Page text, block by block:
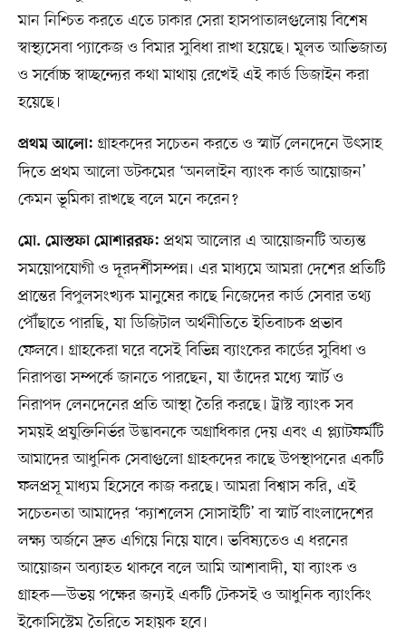
মান নিশ্চিত করতে এতে ঢাকার সেরা হাসপাতালগুলোয় বিশেষ
স্বাস্থ্যসেবা প্যাকেজ ও বিমার সুবিধা রাখা হয়েছে। মূলত আভিজাত্য
ও সর্বোচ্চ স্বাচ্ছন্দ্যের কথা মাথায় রেখেই এই কার্ড ডিজাইন করা
হয়েছে।
প্রথম আলো: গ্রাহকদের সচেতন করতে ও স্মার্ট লেনদেনে উৎসাহ
দিতে প্রথম আলো ডটকমের ‘অনলাইন ব্যাংক কার্ড আয়োজন’
কেমন ভূমিকা রাখছে বলে মনে করেন?
মো. মোস্তফা মোশাররফ: প্রথম আলোর এ আয়োজনটি অত্যন্ত
সময়োপযোগী ও দূরদর্শীসম্পন্ন। এর মাধ্যমে আমরা দেশের প্রতিটি
প্রান্তের বিপুলসংখ্যক মানুষের কাছে নিজেদের কার্ড সেবার তথ্য
পৌঁছাতে পারছি, যা ডিজিটাল অর্থনীতিতে ইতিবাচক প্রভাব
ফেলবে। গ্রাহকেরা ঘরে বসেই বিভিন্ন ব্যাংকের কার্ডের সুবিধা ও
নিরাপত্তা সম্পর্কে জানতে পারছেন, যা তাঁদের মধ্যে স্মার্ট ও
নিরাপদ লেনদেনের প্রতি আস্থা তৈরি করছে। ট্রাস্ট ব্যাংক সব
সময়ই প্রযুক্তিনির্ভর উদ্ভাবনকে অগ্রাধিকার দেয় এবং এ প্ল্যাটফর্মটি
আমাদের আধুনিক সেবাগুলো গ্রাহকদের কাছে উপস্থাপনের একটি
ফলপ্রসূ মাধ্যম হিসেবে কাজ করছে। আমরা বিশ্বাস করি, এই
সচেতনতা আমাদের ‘ক্যাশলেস সোসাইটি’ বা স্মার্ট বাংলাদেশের
লক্ষ্য অর্জনে দ্রুত এগিয়ে নিয়ে যাবে। ভবিষ্যতেও এ ধরনের
আয়োজন অব্যাহত থাকবে বলে আমি আশাবাদী, যা ব্যাংক ও
গ্রাহক—উভয় পক্ষের জন্যই একটি টেকসই ও আধুনিক ব্যাংকিং
ইকোসিস্টেম তৈরিতে সহায়ক হবে।